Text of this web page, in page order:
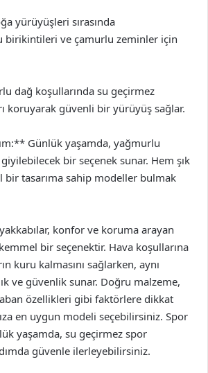
yürüyüşleri sırasında
birikintileri ve çamurlu zeminler için
dağ koşullarında su geçirmez
koruyarak güvenli bir yürüyüş sağlar.
Günlük yaşamda, yağmurlu
bir seçenek sunar. Hem şık
bir tasarıma sahip modeller bulmak
konfor ve koruma arayan
bir seçenektir. Hava koşullarına
kuru kalmasını sağlarken, aynı
ve güvenlik sunar. Doğru malzeme,
özellikleri gibi faktörlere dikkat
en uygun modeli seçebilirsiniz. Spor
yaşamda, su geçirmez spor
güvenle ilerleyebilirsiniz.